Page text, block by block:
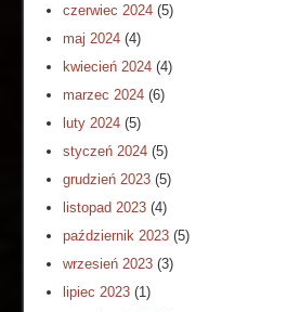
czerwiec 2024 (5)
maj 2024 (4)
kwiecień 2024 (4)
marzec 2024 (6)
luty 2024 (5)
styczeń 2024 (5)
grudzień 2023 (5)
listopad 2023 (4)
październik 2023 (5)
wrzesień 2023 (3)
lipiec 2023 (1)